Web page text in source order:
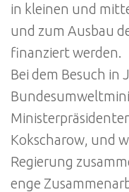
in kleinen und
und zum Ausbau
finanziert werden.
Bei dem Besuch
Kokscharow, und
Regierung
enge